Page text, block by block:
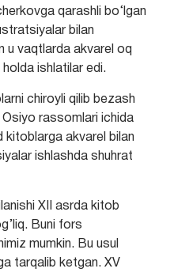
qarashli bo‘lgan
bilan
u vaqtlarda akvarel oq
holda ishlatilar edi.
chiroyli qilib bezash
Osiyo rassomlari ichida
kitoblarga akvarel bilan
ishlashda shuhrat
XII asrda kitob
Buni fors
mumkin. Bu usul
tarqalib ketgan. XV